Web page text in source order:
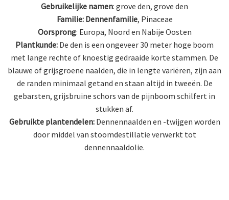
Gebruikelijke namen: grove den, grove den
Familie: Dennenfamilie, Pinaceae
Oorsprong: Europa, Noord en Nabije Oosten
Plantkunde: De den is een ongeveer 30 meter hoge boom
met lange rechte of knoestig gedraaide korte stammen. De
blauwe of grijsgroene naalden, die in lengte variëren, zijn aan
de randen minimaal getand en staan altijd in tweeën. De
gebarsten, grijsbruine schors van de pijnboom schilfert in
stukken af.
Gebruikte plantendelen:Dennennaalden en -twijgen worden
door middel van stoomdestillatie verwerkt tot
dennennaaldolie.